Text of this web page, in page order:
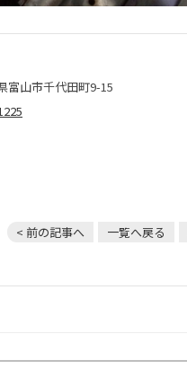
富山市千代田町9-15
< 前の記事へ 一覧へ戻る